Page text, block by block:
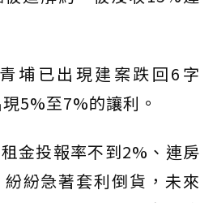
埔已出現建案跌回6字
5%至7%的讓利。
金投報率不到2%、連房
紛急著套利倒貨，未來